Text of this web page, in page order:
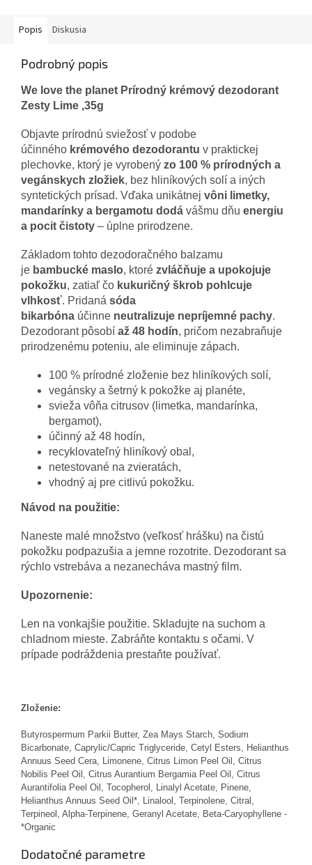
Popis Diskusia
Podrobný popis
We love the planet Prírodný krémový dezodorant
Zesty Lime ,35g
Objavte prírodnú sviežosť v podobe
účinného krémového dezodorantu v praktickej
plechovke, ktorý je vyrobený zo 100 % prírodných a
vegánskych zložiek, bez hliníkových solí a iných
syntetických prísad. Vďaka unikátnej vôni limetky,
mandarínky a bergamotu dodá vášmu dňu energiu
a pocit čistoty – úplne prirodzene.
Základom tohto dezodoračného balzamu
je bambucké maslo, ktoré zvláčňuje a upokojuje
pokožku, zatiaľ čo kukuričný škrob pohlcuje
vlhkosť. Pridaná sóda
bikarbóna účinne neutralizuje nepríjemné pachy.
Dezodorant pôsobí až 48 hodín, pričom nezabraňuje
prirodzenému poteniu, ale eliminuje zápach.
100 % prírodné zloženie bez hliníkových solí,
vegánsky a šetrný k pokožke aj planéte,
svieža vôňa citrusov (limetka, mandarínka,
bergamot),
účinný až 48 hodín,
recyklovateľný hliníkový obal,
netestované na zvieratách,
vhodný aj pre citlivú pokožku.
Návod na použitie:
Naneste malé množstvo (veľkosť hrášku) na čistú
pokožku podpazušia a jemne rozotrite. Dezodorant sa
rýchlo vstrebáva a nezanecháva mastný film.
Upozornenie:
Len na vonkajšie použitie. Skladujte na suchom a
chladnom mieste. Zabráňte kontaktu s očami. V
prípade podráždenia prestaňte používať.
Zloženie:
Butyrospermum Parkii Butter, Zea Mays Starch, Sodium
Bicarbonate, Caprylic/Capric Triglyceride, Cetyl Esters, Helianthus
Annuus Seed Cera, Limonene, Citrus Limon Peel Oil, Citrus
Nobilis Peel Oil, Citrus Aurantium Bergamia Peel Oil, Citrus
Aurantifolia Peel Oil, Tocopherol, Linalyl Acetate, Pinene,
Helianthus Annuus Seed Oil*, Linalool, Terpinolene, Citral,
Terpineol, Alpha-Terpinene, Geranyl Acetate, Beta-Caryophyllene -
*Organic
Dodatočné parametre